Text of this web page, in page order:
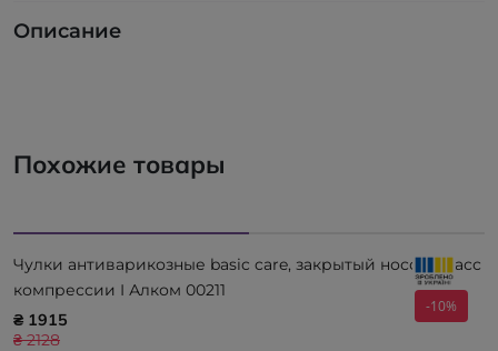
Описание
Похожие товары
-10%
Чулки антиварикозные basic care, закрытый носок, класс
компрессии I Алком 00211
₴ 1915
₴ 2128